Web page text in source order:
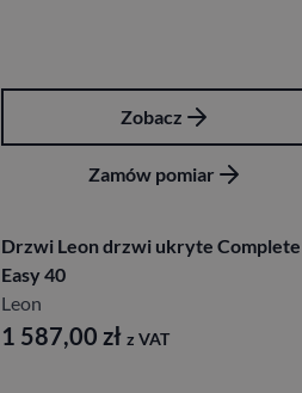
Zobacz
Zamów pomiar
Drzwi Leon drzwi ukryte Complete
Easy 40
Leon
1 587,00 zł z VAT